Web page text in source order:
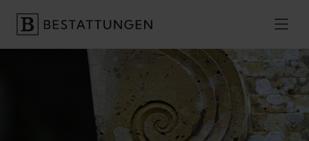
Preise vergleichen